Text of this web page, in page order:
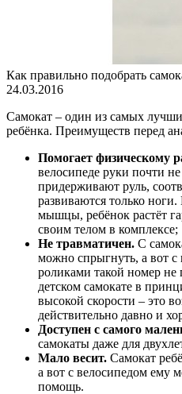
Как правильно подобрать
24.03.2016
Самокат – один из самых
ребёнка. Преимуществ перед
Помогает физическому
велосипеде руки почти
придерживают руль,
развиваются только
мышцы, ребёнок растёт
своим телом в комплексе;
Не травматичен. С
можно спрыгнуть, а вот
роликами такой номер не
детском самокате в
высокой скорости – это
действительно давно и
Доступен с самого
самокаты даже для
Мало весит. Самокат
а вот с велосипедом ему
помощь.